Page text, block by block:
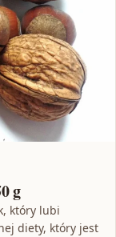
g
który lubi
diety, który jest